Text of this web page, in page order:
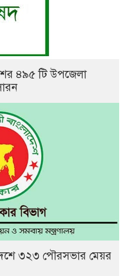
৪৯৫ টি উপজেলা
৩২৩ পৌরসভার মেয়র